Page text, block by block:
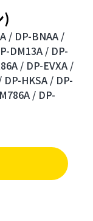
)
/ DP-BNAA /
DM13A / DP-
/ DP-EVXA /
DP-HKSA / DP-
/ DP-